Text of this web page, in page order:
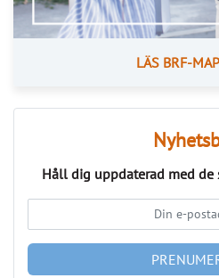
Så kan IMD stärka föreningens
Så kan IMD stärka
Med IMD kan